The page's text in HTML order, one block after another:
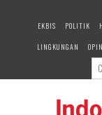
EKBIS
POLITIK
LINGKUNGAN